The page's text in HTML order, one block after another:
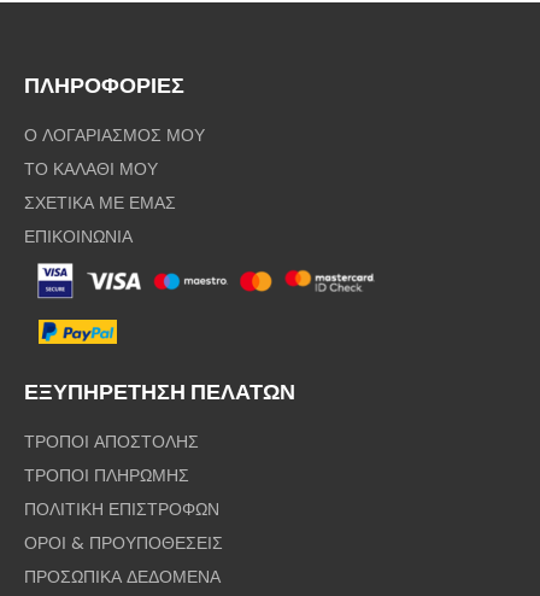
ΠΛΗΡΟΦΟΡΙΕΣ
Ο ΛΟΓΑΡΙΑΣΜΟΣ ΜΟΥ
ΤΟ ΚΑΛΑΘΙ ΜΟΥ
ΣΧΕΤΙΚΑ ΜΕ ΕΜΑΣ
ΕΠΙΚΟΙΝΩΝΙΑ
ΕΞΥΠΗΡΕΤΗΣΗ ΠΕΛΑΤΩΝ
ΤΡΟΠΟΙ ΑΠΟΣΤΟΛΗΣ
ΤΡΟΠΟΙ ΠΛΗΡΩΜΗΣ
ΠΟΛΙΤΙΚΗ ΕΠΙΣΤΡΟΦΩΝ
ΟΡΟΙ & ΠΡΟΥΠΟΘΕΣΕΙΣ
ΠΡΟΣΩΠΙΚΑ ΔΕΔΟΜΕΝΑ